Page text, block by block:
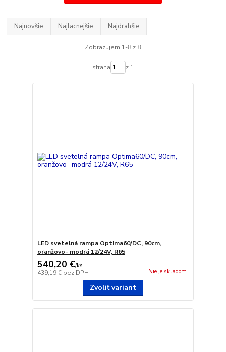
Najnovšie Najlacnejšie Najdrahšie
Zobrazujem 1-8 z 8
strana z 1
LED svetelná rampa Optima60/DC, 90cm,
oranžovo- modrá 12/24V, R65
540,20 €/ks
439,19 € bez DPH Nie je skladom
Zvoliť variant